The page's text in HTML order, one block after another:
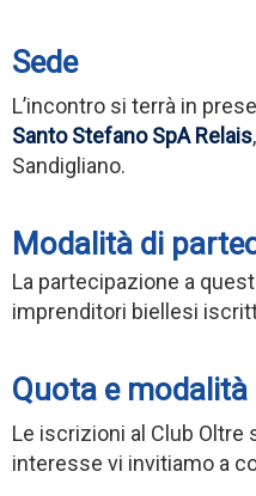
Sede
L’incontro si terrà in
Santo Stefano SpA Relais
Sandigliano.
Modalità di
La partecipazione a
imprenditori biellesi
Quota e
Le iscrizioni al Club Oltre
interesse vi invitiamo a